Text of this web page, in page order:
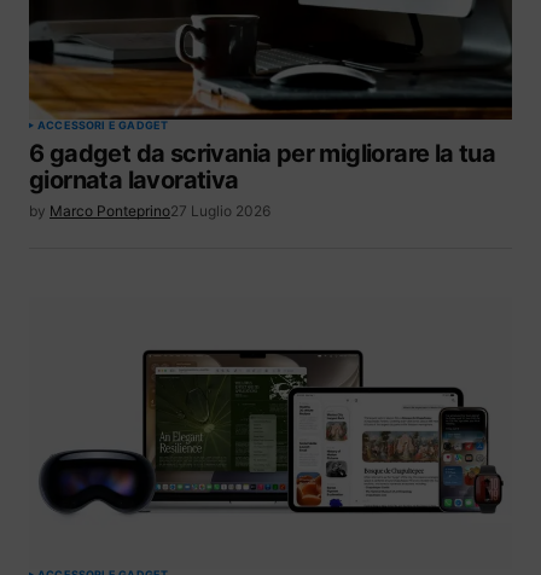
ACCESSORI E GADGET
6 gadget da scrivania per migliorare la tua
giornata lavorativa
by Marco Ponteprino27 Luglio 2026